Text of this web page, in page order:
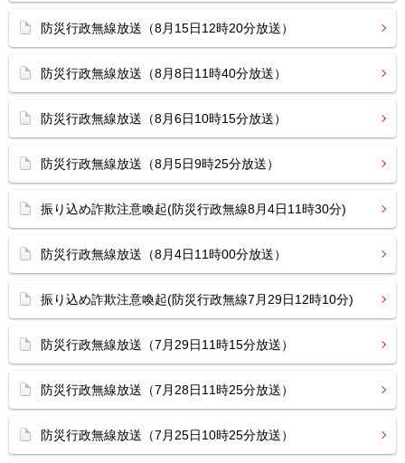
防災行政無線放送（8月15日12時20分放送）
防災行政無線放送（8月8日11時40分放送）
防災行政無線放送（8月6日10時15分放送）
防災行政無線放送（8月5日9時25分放送）
振り込め詐欺注意喚起(防災行政無線8月4日11時30分)
防災行政無線放送（8月4日11時00分放送）
振り込め詐欺注意喚起(防災行政無線7月29日12時10分)
防災行政無線放送（7月29日11時15分放送）
防災行政無線放送（7月28日11時25分放送）
防災行政無線放送（7月25日10時25分放送）